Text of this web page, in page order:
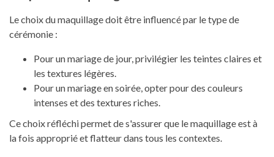
Le choix du maquillage doit être influencé par le type de
cérémonie :
Pour un mariage de jour, privilégier les teintes claires et
les textures légères.
Pour un mariage en soirée, opter pour des couleurs
intenses et des textures riches.
Ce choix réfléchi permet de s'assurer que le maquillage est à
la fois approprié et flatteur dans tous les contextes.